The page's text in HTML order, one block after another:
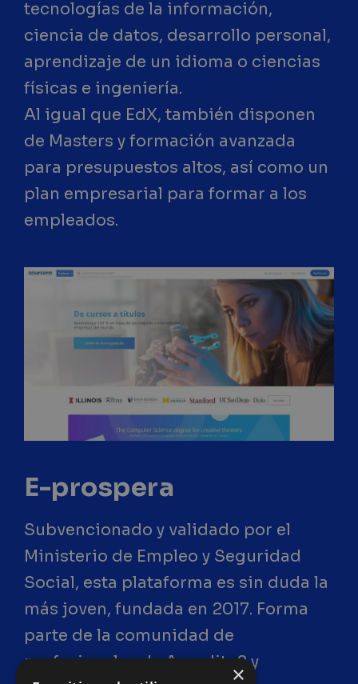
tecnologías de la información,
ciencia de datos, desarrollo personal,
aprendizaje de un idioma o ciencias
físicas e ingeniería.
Al igual que EdX, también disponen
de Masters y formación avanzada
para presupuestos altos, así como un
plan empresarial para formar a los
empleados.
E-prospera
Subvencionado y validado por el
Ministerio de Empleo y Seguridad
Social, esta plataforma es sin duda la
más joven, fundada en 2017. Forma
parte de la comunidad de
profesionales de Acredita2 y
×